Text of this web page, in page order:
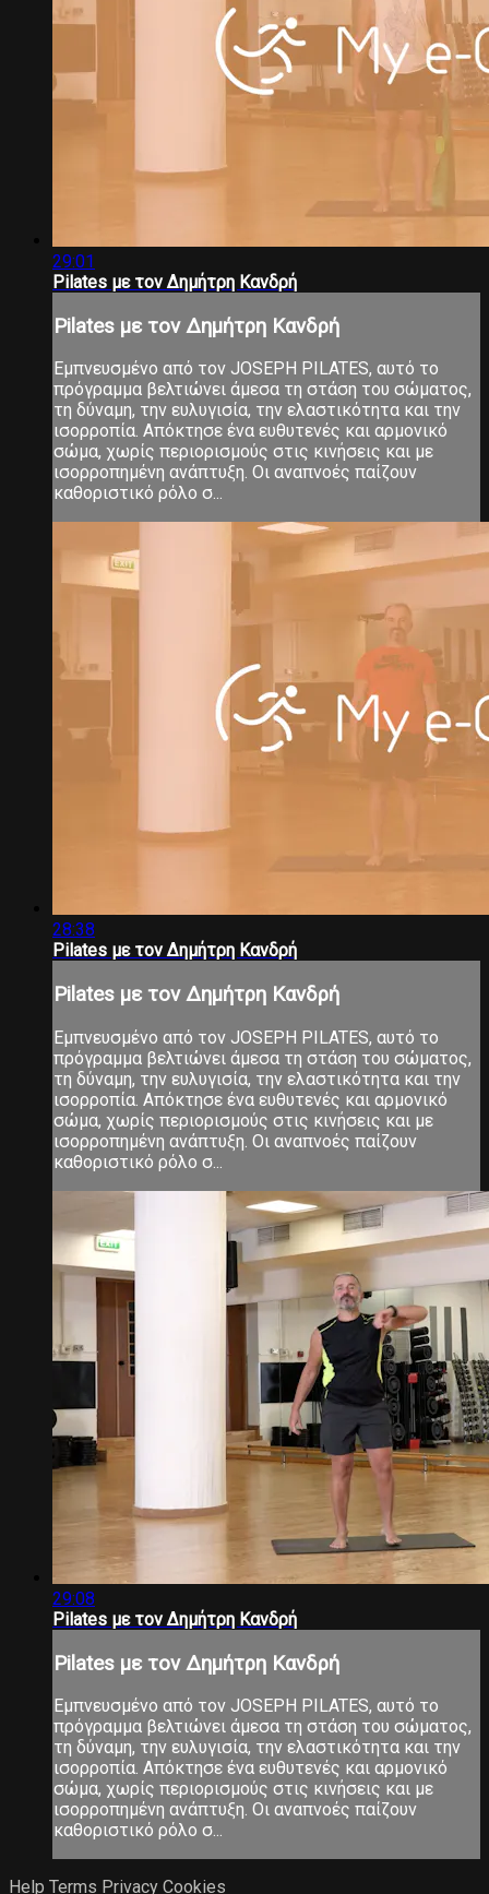
29:01
Pilates με τον Δημήτρη Κανδρή
Pilates με τον Δημήτρη Κανδρή
Εμπνευσμένο από τον JOSEPH PILATES, αυτό το
πρόγραμμα βελτιώνει άμεσα τη στάση του σώματος,
τη δύναμη, την ευλυγισία, την ελαστικότητα και την
ισορροπία. Απόκτησε ένα ευθυτενές και αρμονικό
σώμα, χωρίς περιορισμούς στις κινήσεις και με
ισορροπημένη ανάπτυξη. Οι αναπνοές παίζουν
καθοριστικό ρόλο σ...
28:38
Pilates με τον Δημήτρη Κανδρή
Pilates με τον Δημήτρη Κανδρή
Εμπνευσμένο από τον JOSEPH PILATES, αυτό το
πρόγραμμα βελτιώνει άμεσα τη στάση του σώματος,
τη δύναμη, την ευλυγισία, την ελαστικότητα και την
ισορροπία. Απόκτησε ένα ευθυτενές και αρμονικό
σώμα, χωρίς περιορισμούς στις κινήσεις και με
ισορροπημένη ανάπτυξη. Οι αναπνοές παίζουν
καθοριστικό ρόλο σ...
29:08
Pilates με τον Δημήτρη Κανδρή
Pilates με τον Δημήτρη Κανδρή
Εμπνευσμένο από τον JOSEPH PILATES, αυτό το
πρόγραμμα βελτιώνει άμεσα τη στάση του σώματος,
τη δύναμη, την ευλυγισία, την ελαστικότητα και την
ισορροπία. Απόκτησε ένα ευθυτενές και αρμονικό
σώμα, χωρίς περιορισμούς στις κινήσεις και με
ισορροπημένη ανάπτυξη. Οι αναπνοές παίζουν
καθοριστικό ρόλο σ...
Help Terms Privacy Cookies